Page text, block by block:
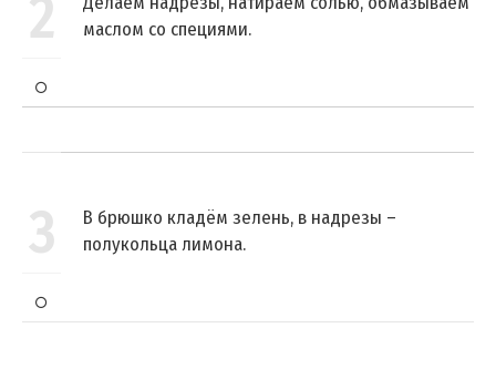
2
маслом со специями.
3
В брюшко кладём зелень, в надрезы –
полукольца лимона.